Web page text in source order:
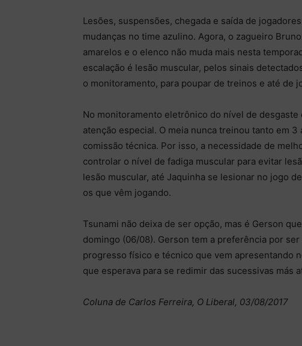
Lesões, suspensões, chegada e saída de
mudanças no time azulino. Agora, o zagueiro
amarelos e o elenco não muda mais nesta
escalação é lesão muscular, pelos sinais
o monitoramento, para poupar de treinos e até de
No monitoramento eletrônico do nível de desgaste
atenção especial. O meia nunca treinou tanto em
comissão técnica. Por isso, a necessidade de
controlar o nível de fadiga muscular para evitar
lesão muscular, até Jaquinha se lesionar no jogo
os que vêm jogando.
Tsunami não deixa de ser opção, mas é Gerson
domingo (06/08). Gerson tem a preferência por
progresso físico e técnico que vem apresentando
que esperava para se redimir das sucessivas más
Coluna de Carlos Ferreira, O Liberal, 03/08/2017